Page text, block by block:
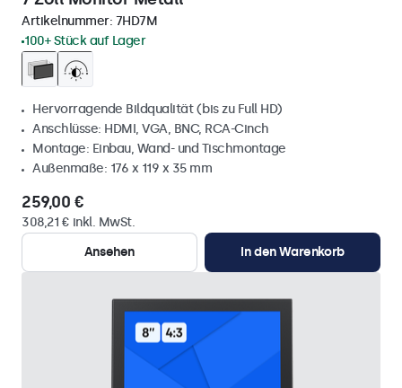
Artikelnummer: 7HD7M
100+ Stück auf Lager
Hervorragende Bildqualität (bis zu Full HD)
Anschlüsse: HDMI, VGA, BNC, RCA-Cinch
Montage: Einbau, Wand- und Tischmontage
Außenmaße: 176 x 119 x 35 mm
259,00 €
308,21 € inkl. MwSt.
Ansehen
In den Warenkorb